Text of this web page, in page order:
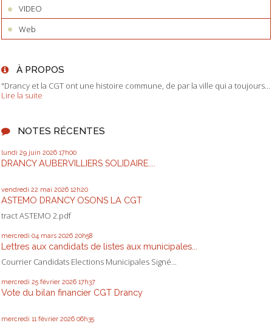
VIDEO
Web
À PROPOS
"Drancy et la CGT ont une histoire commune, de par la ville qui a toujours...
Lire la suite
NOTES RÉCENTES
lundi 29 juin 2026 17h00
DRANCY AUBERVILLIERS SOLIDAIRE....
vendredi 22 mai 2026 12h20
ASTEMO DRANCY OSONS LA CGT
tract ASTEMO 2.pdf
mercredi 04 mars 2026 20h58
Lettres aux candidats de listes aux municipales...
Courrier Candidats Elections Municipales Signé...
mercredi 25 février 2026 17h37
Vote du bilan financier CGT Drancy
mercredi 11 février 2026 06h35